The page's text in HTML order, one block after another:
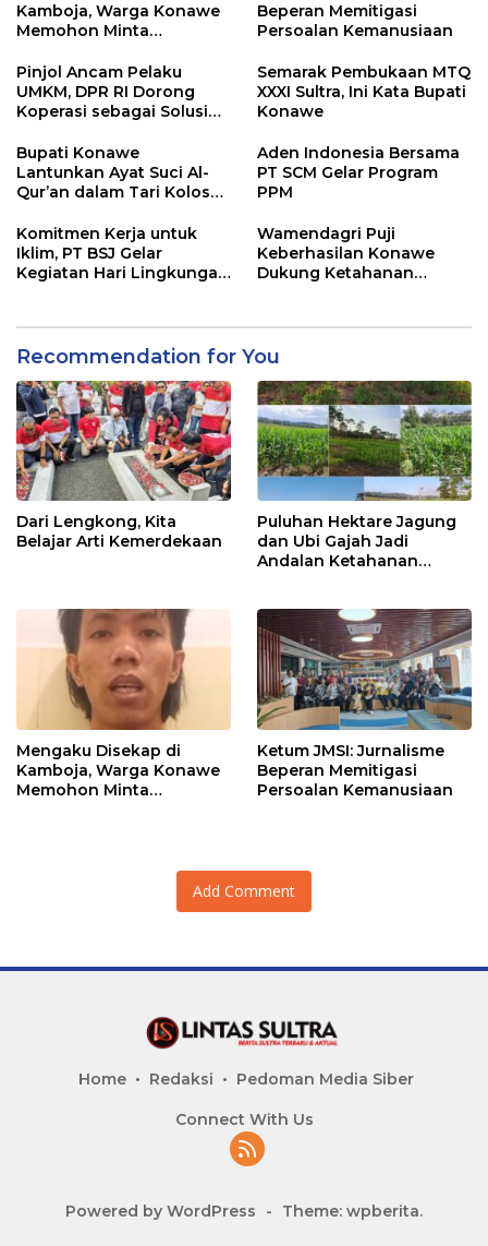
Kamboja, Warga Konawe
Memohon Minta
Beperan Memitigasi
Persoalan Kemanusiaan
Pinjol Ancam Pelaku
UMKM, DPR RI Dorong
Koperasi sebagai Solusi
Semarak Pembukaan MTQ
XXXI Sultra, Ini Kata Bupati
Konawe
Bupati Konawe
Lantunkan Ayat Suci Al-
Qur’an dalam Tari Kolosal
Sultra
Aden Indonesia Bersama
PT SCM Gelar Program
PPM
Komitmen Kerja untuk
Iklim, PT BSJ Gelar
Kegiatan Hari Lingkungan
Wamendagri Puji
Keberhasilan Konawe
Dukung Ketahanan
Recommendation for You
Dari Lengkong, Kita
Belajar Arti Kemerdekaan
Puluhan Hektare Jagung
dan Ubi Gajah Jadi
Andalan Ketahanan
Mengaku Disekap di
Kamboja, Warga Konawe
Memohon Minta
Ketum JMSI: Jurnalisme
Beperan Memitigasi
Persoalan Kemanusiaan
Add Comment
Home Redaksi Pedoman Media Siber
Connect With Us
Powered by WordPress - Theme: wpberita.